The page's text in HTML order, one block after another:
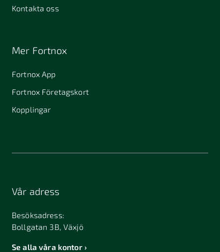
Kontakta oss
Mer Fortnox
Fortnox App
Fortnox Företagskort
Kopplingar
Vår adress
Besöksadress:
Bollgatan 3B, Växjö
Se alla våra kontor